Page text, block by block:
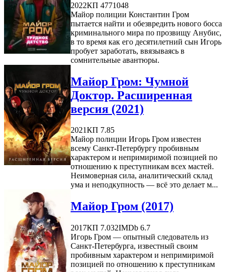
2022КП 4771048
Майор полиции Константин Гром
пытается найти и обезвредить нового босса
криминального мира по прозвищу Анубис,
в то время как его десятилетний сын Игорь
пробует заработать, ввязываясь в
сомнительные авантюры.
Майор Гром: Чумной
Доктор. Расширенная
версия (2021)
2021КП 7.85
Майор полиции Игорь Гром известен
всему Санкт-Петербургу пробивным
характером и непримиримой позицией по
отношению к преступникам всех мастей.
Неимоверная сила, аналитический склад
ума и неподкупность — всё это делает м...
Майор Гром (2017)
2017КП 7.032IMDb 6.7
Игорь Гром — опытный следователь из
Санкт-Петербурга, известный своим
пробивным характером и непримиримой
позицией по отношению к преступникам